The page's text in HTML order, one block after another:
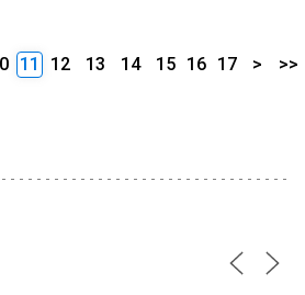
11 12 13 14 15 16 17 > >>